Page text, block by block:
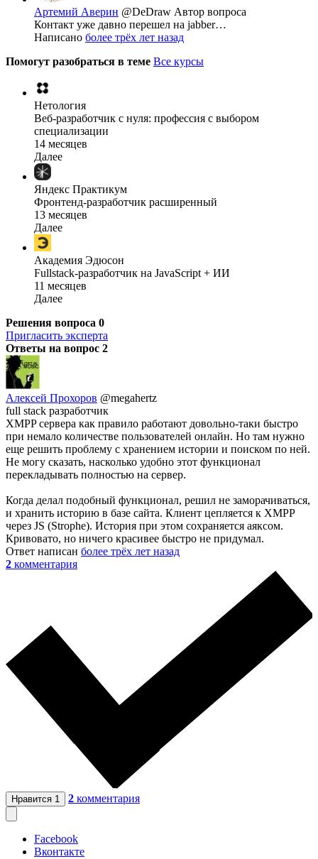
Артемий Аверин @DeDraw Автор вопроса
Контакт уже давно перешел на jabber…
Написано более трёх лет назад
Помогут разобраться в теме Все курсы
Нетология
Веб-разработчик с нуля: профессия с выбором
специализации
14 месяцев
Далее
Яндекс Практикум
Фронтенд-разработчик расширенный
13 месяцев
Далее
Академия Эдюсон
Fullstack-разработчик на JavaScript + ИИ
11 месяцев
Далее
Решения вопроса 0
Пригласить эксперта
Ответы на вопрос 2
Алексей Прохоров @megahertz
full stack разработчик
XMPP сервера как правило работают довольно-таки быстро
при немало количестве пользователей онлайн. Но там нужно
еще решить проблему с хранением истории и поиском по ней.
Не могу сказать, насколько удобно этот функционал
перекладывать полностью на сервер.
Когда делал подобный функционал, решил не заморачиваться,
и хранить историю в базе сайта. Клиент цепляется к XMPP
через JS (Strophe). История при этом сохраняется аяксом.
Кривовато, но ничего красивее быстро не придумал.
Ответ написан более трёх лет назад
2 комментария
Нравится 1 2 комментария
Facebook
Вконтакте